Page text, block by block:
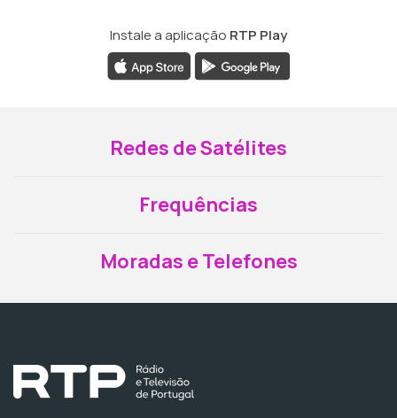
Instale a aplicação RTP Play
Redes de Satélites
Frequências
Moradas e Telefones